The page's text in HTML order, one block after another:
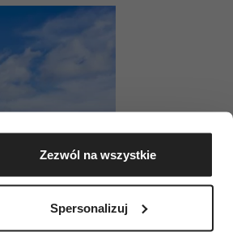
Zezwól na wszystkie
Spersonalizuj